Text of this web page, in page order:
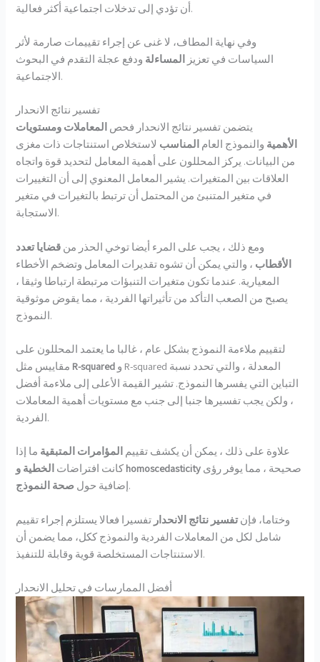
أن تؤدي إلى تدخلات اجتماعية أكثر فعالية.
وفي نهاية المطاف، لا غنى عن إجراء تقييمات صارمة لأثر
السياسات في تعزيز المساءلة ودفع عجلة التقدم في البحوث
الاجتماعية.
تفسير نتائج الانحدار
يتضمن تفسير نتائج الانحدار فحص المعاملات ومستويات
الأهمية والنموذج العام المناسب لاستخلاص استنتاجات ذات مغزى
من البيانات. يركز المحللون على أهمية المعامل لتحديد قوة واتجاه
العلاقات بين المتغيرات. يشير المعامل المعنوي إلى أن التغييرات
في متغير المتنبئ من المحتمل أن ترتبط بالتغيرات في متغير
الاستجابة.
ومع ذلك ، يجب على المرء أيضا توخي الحذر من قضايا تعدد
الأقطاب ، والتي يمكن أن تشوه تقديرات المعامل وتضخم الأخطاء
المعيارية. عندما تكون متغيرات التنبؤات مرتبطة ارتباطا وثيقا ،
يصبح من الصعب التأكد من تأثيراتها الفردية ، مما يقوض موثوقية
النموذج.
لتقييم ملاءمة النموذج بشكل عام ، غالبا ما يعتمد المحللون على
R-squared
التباين التي يفسرها النموذج. تشير القيمة الأعلى إلى ملاءمة أفضل
، ولكن يجب تفسيرها جنبا إلى جنب مع مستويات أهمية المعاملات
الفردية.
علاوة على ذلك ، يمكن أن يكشف تقييم المؤامرات المتبقية ما إذا
كانت افتراضات الخطية و homoscedasticity
إضافية حول صحة النموذج .
وختاما، فإنتفسير نتائج الانحدار تفسيرا فعالا يستلزم إجراء تقييم
شامل لكل من المعاملات الفردية والنموذج ككل، مما يضمن أن
الاستنتاجات المستخلصة قوية وقابلة للتنفيذ.
أفضل الممارسات في تحليل الانحدار